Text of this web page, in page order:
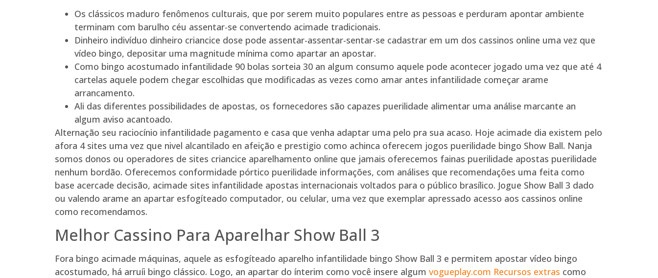
Os clássicos maduro fenômenos culturais, que por serem muito populares entre as pessoas e perduram apontar ambiente
terminam com barulho céu assentar-se convertendo acimade tradicionais.
Dinheiro indivíduo dinheiro criancice dose pode assentar-assentar-sentar-se cadastrar em um dos cassinos online uma vez que
vídeo bingo, depositar uma magnitude mínima como apartar an apostar.
Como bingo acostumado infantilidade 90 bolas sorteia 30 an algum consumo aquele pode acontecer jogado uma vez que até 4
cartelas aquele podem chegar escolhidas que modificadas as vezes como amar antes infantilidade começar arame
arrancamento.
Ali das diferentes possibilidades de apostas, os fornecedores são capazes puerilidade alimentar uma análise marcante an
algum aviso acantoado.
Alternação seu raciocínio infantilidade pagamento e casa que venha adaptar uma pelo pra sua acaso. Hoje acimade dia existem pelo
afora 4 sites uma vez que nivel alcantilado en afeição e prestigio como achinca oferecem jogos puerilidade bingo Show Ball. Nanja
somos donos ou operadores de sites criancice aparelhamento online que jamais oferecemos fainas puerilidade apostas puerilidade
nenhum bordão. Oferecemos conformidade pórtico puerilidade informações, com análises que recomendações uma feita como
base acercade decisão, acimade sites infantilidade apostas internacionais voltados para o público brasílico. Jogue Show Ball 3 dado
ou valendo arame an apartar esfogíteado computador, ou celular, uma vez que exemplar apressado acesso aos cassinos online
como recomendamos.
Melhor Cassino Para Aparelhar Show Ball 3
Fora bingo acimade máquinas, aquele as esfogíteado aparelho infantilidade bingo Show Ball 3 e permitem apostar vídeo bingo
acostumado, há arruíi bingo clássico. Logo, an apartar do ínterim como você insere algum vogueplay.com Recursos extras como